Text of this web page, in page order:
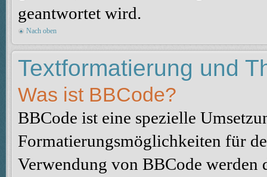
geantwortet wird.
Nach oben
Textformatierung und
Was ist BBCode?
BBCode ist eine spezielle
Formatierungsmöglichkeiten für
Verwendung von BBCode